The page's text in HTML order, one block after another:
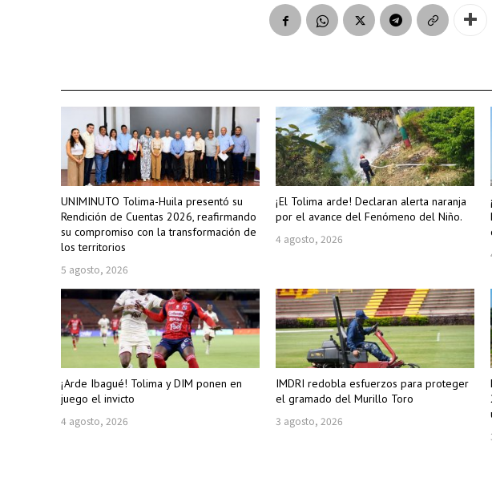
UNIMINUTO Tolima-Huila presentó su
Rendición de Cuentas 2026, reafirmando
su compromiso con la transformación de
los territorios
5 agosto, 2026
¡El Tolima arde! Declaran alerta naranja
por el avance del Fenómeno del Niño.
4 agosto, 2026
¡Arde Ibagué! Tolima y DIM ponen en
juego el invicto
4 agosto, 2026
IMDRI redobla esfuerzos para proteger
el gramado del Murillo Toro
3 agosto, 2026